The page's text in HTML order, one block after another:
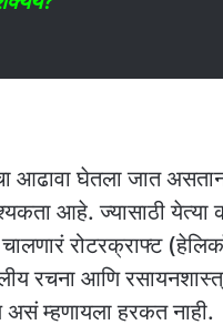
आढावा घेतला जात
आहे. ज्यासाठी येत्या
रोटरक्राफ्ट
रचना आणि
असं म्हणायला हरकत नाही.